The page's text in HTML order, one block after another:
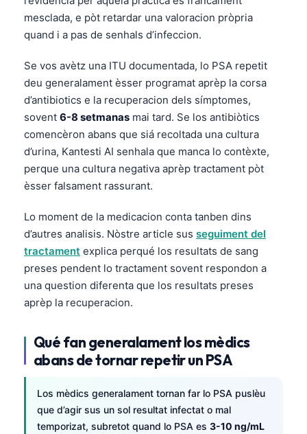
mesclada, e pòt retardar una valoracion pròpria
quand i a pas de senhals d’infeccion.
Se vos avètz una ITU documentada, lo PSA repetit
deu generalament èsser programat aprèp la corsa
d’antibiotics e la recuperacion dels símptomes,
sovent 6-8 setmanas mai tard. Se los antibiòtics
comencèron abans que siá recoltada una cultura
d’urina, Kantesti AI senhala que manca lo contèxte,
perque una cultura negativa aprèp tractament pòt
èsser falsament rassurant.
Lo moment de la medicacion conta tanben dins
d’autres analisis. Nòstre article sus seguiment del
tractament explica perqué los resultats de sang
preses pendent lo tractament sovent respondon a
una question diferenta que los resultats preses
aprèp la recuperacion.
Qué fan generalament los mèdics
abans de tornar repetir un PSA
Los mèdics generalament tornan far lo PSA puslèu
que d’agir sus un sol resultat infectat o mal
temporizat, subretot quand lo PSA es 3-10 ng/mL